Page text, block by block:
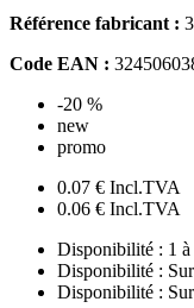
Référence fabricant :
Code EAN :
-20 %
new
promo
0.07 € Incl.TVA
0.06 € Incl.TVA
Disponibilité : 1
Disponibilité :
Disponibilité :